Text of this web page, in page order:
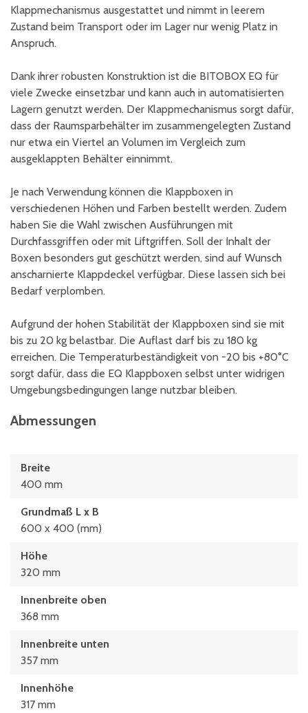
Klappmechanismus ausgestattet und nimmt in leerem
Zustand beim Transport oder im Lager nur wenig Platz in
Anspruch.
Dank ihrer robusten Konstruktion ist die BITOBOX EQ für
viele Zwecke einsetzbar und kann auch in automatisierten
Lagern genutzt werden. Der Klappmechanismus sorgt dafür,
dass der Raumsparbehälter im zusammengelegten Zustand
nur etwa ein Viertel an Volumen im Vergleich zum
ausgeklappten Behälter einnimmt.
Je nach Verwendung können die Klappboxen in
verschiedenen Höhen und Farben bestellt werden. Zudem
haben Sie die Wahl zwischen Ausführungen mit
Durchfassgriffen oder mit Liftgriffen. Soll der Inhalt der
Boxen besonders gut geschützt werden, sind auf Wunsch
anscharnierte Klappdeckel verfügbar. Diese lassen sich bei
Bedarf verplomben.
Aufgrund der hohen Stabilität der Klappboxen sind sie mit
bis zu 20 kg belastbar. Die Auflast darf bis zu 180 kg
erreichen. Die Temperaturbeständigkeit von -20 bis +80°C
sorgt dafür, dass die EQ Klappboxen selbst unter widrigen
Umgebungsbedingungen lange nutzbar bleiben.
Abmessungen
Breite
400 mm
Grundmaß L x B
600 x 400 (mm)
Höhe
320 mm
Innenbreite oben
368 mm
Innenbreite unten
357 mm
Innenhöhe
317 mm